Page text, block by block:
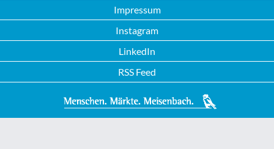
Impressum
Instagram
LinkedIn
RSS Feed